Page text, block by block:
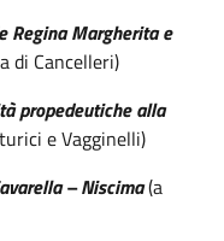
Regina Margherita e
di Cancelleri)
propedeutiche alla
e Vagginelli)
– Niscima(a